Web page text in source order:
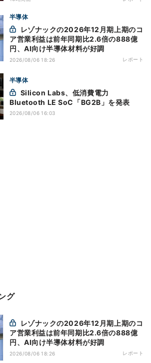
半導体
ア営業利益は前年同期比2.6倍の888億
円、AI向け半導体材料が好調
2026/08/06 18:26 レポート
半導体
Bluetooth LE SoC「BG2B」を発表
2026/08/06 16:03
グ
ア営業利益は前年同期比2.6倍の888億
円、AI向け半導体材料が好調
2026/08/06 18:26 レポート